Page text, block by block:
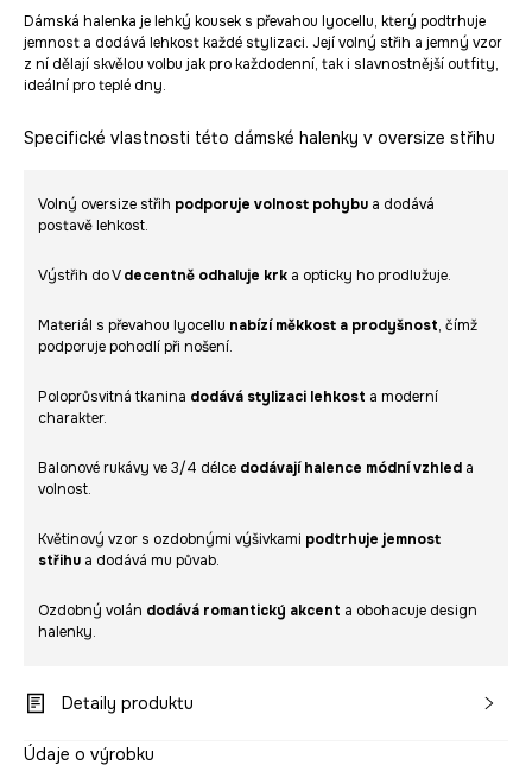
Dámská halenka je lehký kousek s převahou lyocellu, který podtrhuje
jemnost a dodává lehkost každé stylizaci. Její volný střih a jemný vzor
z ní dělají skvělou volbu jak pro každodenní, tak i slavnostnější outfity,
ideální pro teplé dny.
Specifické vlastnosti této dámské halenky v oversize střihu
Volný oversize střih podporuje volnost pohybu a dodává
postavě lehkost.
Výstřih do Vdecentně odhaluje krk a opticky ho prodlužuje.
Materiál s převahou lyocellu nabízí měkkost a prodyšnost, čímž
podporuje pohodlí při nošení.
Poloprůsvitná tkanina dodává stylizaci lehkost a moderní
charakter.
Balonové rukávy ve 3/4 délce dodávají halence módní vzhled a
volnost.
Květinový vzor s ozdobnými výšivkami podtrhuje jemnost
střihu a dodává mu půvab.
Ozdobný volán dodává romantický akcent a obohacuje design
halenky.
Detaily produktu
Údaje o výrobku